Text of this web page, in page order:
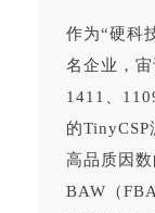
作为“硬科
名企业，
1411、
的TinyCSP
高品质因
BAW（